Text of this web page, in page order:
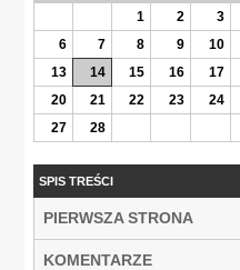
1
2 3
6
7 8 9 10
13
14 15 16 17
20
21 22 23 24
27
28
SPIS TREŚCI
PIERWSZA STRONA
KOMENTARZE